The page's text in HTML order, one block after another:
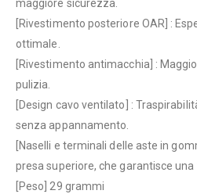
maggiore sicurezza.
[Rivestimento posteriore OAR] :
ottimale.
[Rivestimento antimacchia] :
pulizia.
[Design cavo ventilato] :
senza appannamento.
[Naselli e terminali delle aste in
presa superiore, che garantisce una
[Peso] 29 grammi